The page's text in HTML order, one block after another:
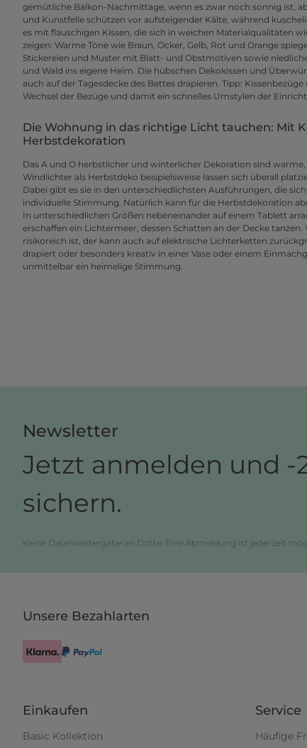
gemütliche Balkon-Nachmittage, wenn es zwar noch sonnig ist,
und Kunstfelle schützen vor aufsteigender Kälte, während
es mit flauschigen Kissen, die sich in weichen Materialqualitäten
zeigen: Warme Töne wie Braun, Ocker, Gelb, Rot und Orange
Stickereien und Muster mit Blatt- und Obstmotiven sowie
und Wald ins eigene Heim. Die hübschen Dekokissen und
auch auf der Tagesdecke des Bettes drapieren. Tipp:
Wechsel der Bezüge und damit ein schnelles Umstylen der
Die Wohnung in das richtige Licht tauchen: Mit
Herbstdekoration
Das A und O herbstlicher und winterlicher Dekoration sind
Windlichter als Herbstdeko beispielsweise lassen sich überall
Dabei gibt es sie in den unterschiedlichsten Ausführungen, die
individuelle Stimmung. Natürlich kann für die Herbstdekoration
In unterschiedlichen Größen nebeneinander auf einem Tablett
erschaffen ein Lichtermeer, dessen Schatten an der Decke
risikoreich ist, der kann auch auf elektrische Lichterketten
drapiert oder besonders kreativ in einer Vase oder einem
unmittelbar ein heimelige Stimmung.
Newsletter
Jetzt anmelden und -
sichern.
Keine Datenweitergabe an Dritte. Eine Abmeldung ist jederzeit
Unsere Bezahlarten
Einkaufen
Basic Kollektion
Service
Häufige